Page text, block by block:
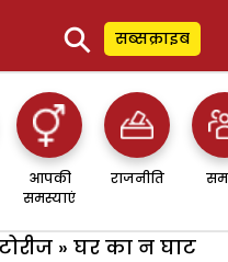
⚲ सब्सक्राइब
आपकी
समस्याएं
राजनीति
» घर का न घाट